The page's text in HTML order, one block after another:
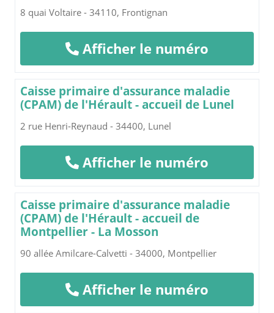
8 quai Voltaire - 34110, Frontignan
Afficher le numéro
Caisse primaire d'assurance maladie
(CPAM) de l'Hérault - accueil de Lunel
2 rue Henri-Reynaud - 34400, Lunel
Afficher le numéro
Caisse primaire d'assurance maladie
(CPAM) de l'Hérault - accueil de
Montpellier - La Mosson
90 allée Amilcare-Calvetti - 34000, Montpellier
Afficher le numéro